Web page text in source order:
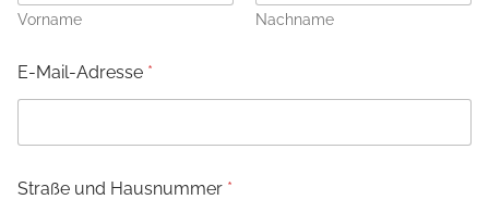
Vorname Nachname
E-Mail-Adresse *
Straße und Hausnummer *